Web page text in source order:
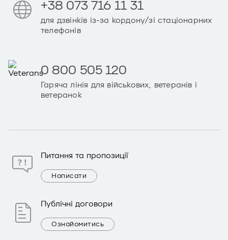
+38 073 716 11 31
для дзвінків із-за кордону/зі стаціонарних
телефонів
0 800 505 120
Гаряча лінія для військових, ветеранів і
ветеранок
Питання та пропозиції
Написати
Публічні договори
Ознайомитись